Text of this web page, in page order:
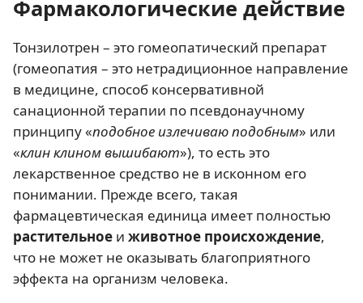
Фармакологические действие
Тонзилотрен – это гомеопатический препарат
(гомеопатия – это нетрадиционное направление
в медицине, способ консервативной
санационной терапии по псевдонаучному
принципу «подобное излечиваю подобным» или
«клин клином вышибают»), то есть это
лекарственное средство не в исконном его
понимании. Прежде всего, такая
фармацевтическая единица имеет полностью
растительное и животное происхождение,
что не может не оказывать благоприятного
эффекта на организм человека.